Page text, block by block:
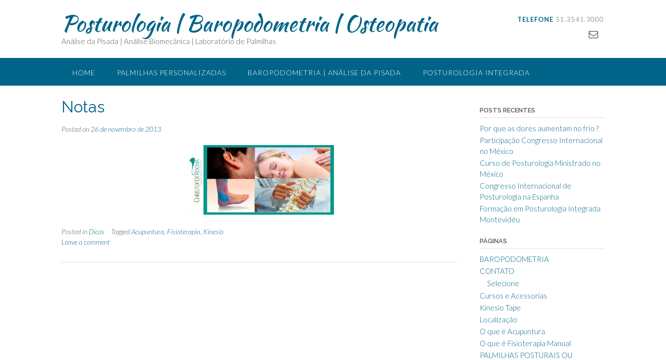
Posturologia | Baropodometria | Osteopatia
Análise da Pisada | Análise Biomecânica | Laboratório de Palmilhas
TELEFONE 51.3541.3000
HOME PALMILHAS PERSONALIZADAS BAROPODOMETRIA | ANÁLISE DA PISADA POSTUROLOGIA INTEGRADA
CURSOS E ASSESSORIA
PARCEIROS
Notas
Posted on 26 de novembro de 2013
Posted in Dicas TaggedAcupuntura Fisioterapia Kinesio
Leave a comment
POSTS RECENTES
Por que as dores aumentam no frio ?
Participação Congresso Internacional
no México
Curso de Posturologia Ministrado no
México
Congresso Internacional de
Posturologia na Espanha
Formação em Posturologia Integrada
Montevidéu
PÁGINAS
BAROPODOMETRIA
CONTATO
Selecione
Cursos e Acessorias
Kinesio Tape
Localização
O que é Acupuntura
O que é Fisioterapia Manual
PALMILHAS POSTURAIS OU